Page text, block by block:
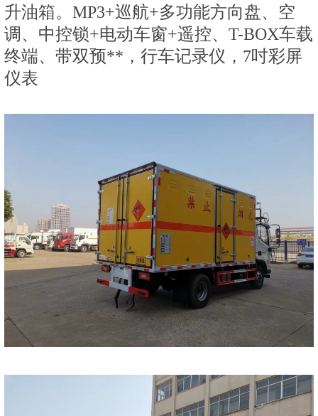
升油箱。MP3+巡航+多功能方向盘、空
调、中控锁+电动车窗+遥控、T-BOX车载
终端、带双预**，行车记录仪，7吋彩屏
仪表